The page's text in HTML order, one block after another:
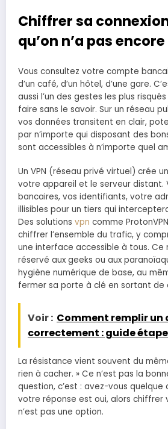
Chiffrer sa
qu’on n’a pas encore
Vous consultez votre compte
d’un café, d’un hôtel, d’une gare.
aussi l’un des gestes les plus
faire sans le savoir. Sur un réseau
vos données transitent en clair,
par n’importe qui disposant des
sont accessibles à n’importe quel
Un VPN (réseau privé virtuel) crée
votre appareil et le serveur distant.
bancaires, vos identifiants, votre
illisibles pour un tiers qui
Des solutions vpn comme
chiffrer l’ensemble du trafic, y
une interface accessible à tous. Ce
réservé aux geeks ou aux
hygiène numérique de base, au
fermer sa porte à clé en sortant de
Voir : Comment remplir un
correctement : guide
La résistance vient souvent du
rien à cacher. » Ce n’est pas la
question, c’est : avez-vous quelque
votre réponse est oui, alors chiffrer
n’est pas une option.